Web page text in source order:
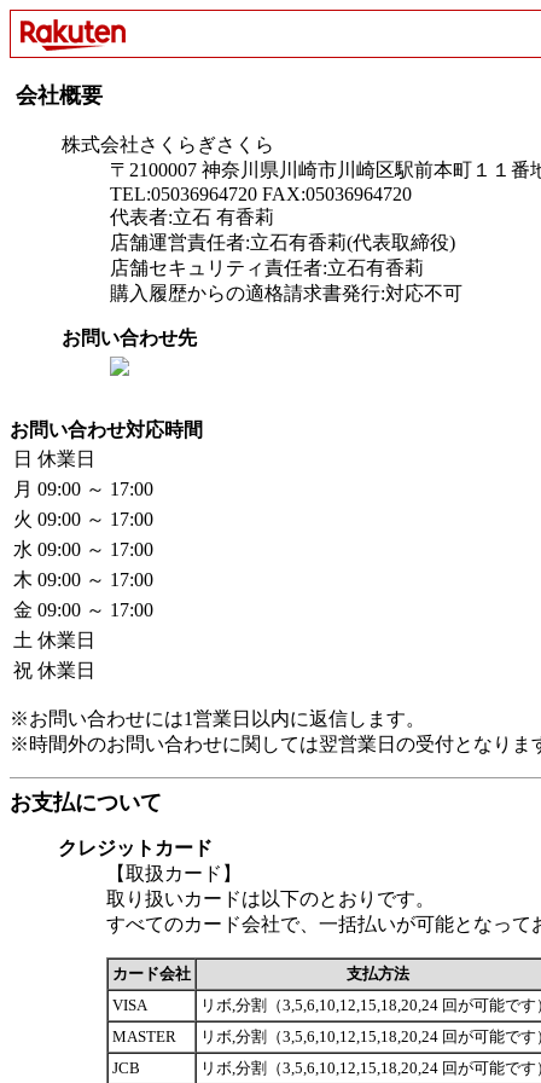
会社概要
株式会社さくらぎさくら
〒2100007 神奈川県川崎市川崎区駅前本町１１
TEL:05036964720 FAX:05036964720
代表者:立石 有香莉
店舗運営責任者:立石有香莉(代表取締役)
店舗セキュリティ責任者:立石有香莉
購入履歴からの適格請求書発行:対応不可
お問い合わせ先
お問い合わせ対応時間
日 休業日
月 09:00 ～ 17:00
火 09:00 ～ 17:00
水 09:00 ～ 17:00
木 09:00 ～ 17:00
金 09:00 ～ 17:00
土 休業日
祝 休業日
※お問い合わせには1営業日以内に返信します。
※時間外のお問い合わせに関しては翌営業日の受付となりま
お支払について
クレジットカード
【取扱カード】
取り扱いカードは以下のとおりです。
すべてのカード会社で、一括払いが可能となって
カード会社
支払方法
VISA
リボ,分割（3,5,6,10,12,15,18,20,24 回が可能です
MASTER
リボ,分割（3,5,6,10,12,15,18,20,24 回が可能です
JCB
リボ,分割（3,5,6,10,12,15,18,20,24 回が可能です